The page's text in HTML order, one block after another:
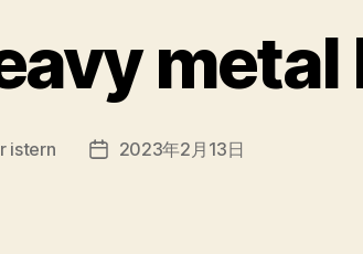
metal
istern
Fecha2023年2月13日